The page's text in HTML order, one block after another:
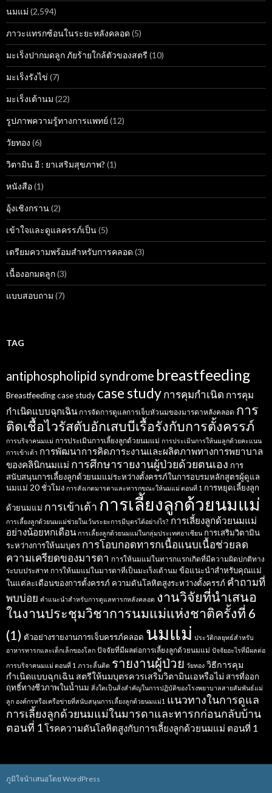
นมแม่ (2,594)
ภาวะแทรกซ้อนในระยะหลังคลอด (5)
มะเร็งปากมดลูก ภัยร้ายใกล้ตัวของสตรี (10)
มะเร็งรังไข่ (7)
มะเร็งเต้านม (22)
รูปภาพความรู้ทางการแพทย์ (12)
วัยทอง (6)
วิตามิน อี : ยาเสริมสุขภาพ? (1)
หนังสือ(1)
อุ้งเชิงกราน(2)
เข้าใจและดูแลครรภ์เป็น(5)
เตรียมความพร้อมสำหรับการคลอด (3)
เนื้องอกมดลูก(3)
แบบสอบถาม (7)
TAG
antiphospholipid syndrome breastfeeding
Breastfeeding case study case studyการคุมกำเนิด การคุม
กำเนิดแบบฉุกเฉิน การจัดการดูแลการเจ็บหัวนมของมารดาหลังคลอด การ
ติดเชื้อไวรัสตับอักเสบบีเรื้อรังกับการตั้งครรภ์
การบริจาคนมแม่ การประเมินการเลี้ยงลูกด้วยนมแม่ การประเมินการให้นมลูกด้วยคะแนน
การเข้าเต้า การพัฒนาการคิดภาระงานและผลิตภาพทางการพยาบาล
ของคลินิกนมแม่ การศึกษารายงานผู้ป่วยด้วยตนเอง การ
สนับสนุนการเลี้ยงลูกด้วยนมแม่ระหว่างตั้งครรภ์ในการอบรมหลักสูตรผู้ดูแล
นมแม่ 20 ชั่วโมง การสังเกตมารดาและทารกขณะให้นมแม่ ตอนที่ 1 การหยุดเลี้ยงลูก
ด้วยนมแม่ การเข้าเต้า การเลี้ยงลูกด้วยนมแม่
การเลี้ยงลูกด้วยนมแม่ช่วยในเว้นระยะการมีบุตรได้อย่างไร? การเลี้ยงลูกด้วยนมแม่
อย่างน้อยหกเดือน การเลี้ยงลูกด้วยนมแม่ในกลุ่มประเทศอาเซียน การเสริมวิตามิน
ระหว่างการให้นมบุตร การโอบกอดทารกเนื้อแนบเนื้อช่วยลด
ความเครียดของมารดา การให้นมแม่ในทารกแรกเกิดที่มีความผิดปกติทาง
ระบบประสาท การให้นมแม่ในมารดาที่เป็นมะเร็งเต้านม ข้อแนะนำสำหรับคุณแม่
ในแต่ละเดือนของการตั้งครรภ์ ความดันโลหิตสูงระหว่างตั้งครรภ์ คำถามที่
พบบ่อย คำแนะนำสำหรับการดูแลทารกหลังคลอด งานวิจัยที่นำเสนอ
ในงานประชุมวิชาการนมแม่แห่งชาติครั้งที่ 6
(1) ตัวอย่างรายงานการเจ็บครรภ์คลอด นมแม่ ประวัติกลยุทธ์สำหรับ
อาหารทารกและเด็กเล็กของโลก ปัจจัยที่มีผลต่อการเลี้ยงลูกด้วยนมแม่ ปัจจัยอะไรที่มีผลต่อ
การบริจาคนมแม่ ตอนที่ 1 ภาวะลิ้นติด รายงานผู้ป่วย วัยทอง วิธีการคุม
กำเนิดแบบฉุกเฉิน สตรีให้นมบุตรควรเสริมวิตามินเอหรือไม่ สารที่ออก
ฤทธิ์ทางชีวภาพในน้ำนม สิ่งใดเป็นสิ่งสำคัญในการปฏิบัติของโรงพยาบาลสายสัมพันธ์แม่
ลูก องค์กรหรือเครือข่ายที่สนับสนุนการเลี้ยงลูกด้วยนมแม่1 แนวทางในการดูแล
การเลี้ยงลูกด้วยนมแม่ในมารดาและทารกก่อนกลับบ้าน
ตอนที่ 1โรคความดันโลหิตสูงกับการเลี้ยงลูกด้วยนมแม่ ตอนที่ 1
ภูมิใจนำเสนอโดย WordPress